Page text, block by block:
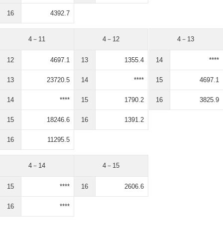
16 4392.7
4－11
12 4697.1
13 23720.5
14 ****
15 18246.6
16 11295.5
4－12
13 1355.4
14 ****
15 1790.2
16 1391.2
4－13
14 ****
15 4697.1
16 3825.9
4－14
15 ****
16 ****
4－15
16 2606.6